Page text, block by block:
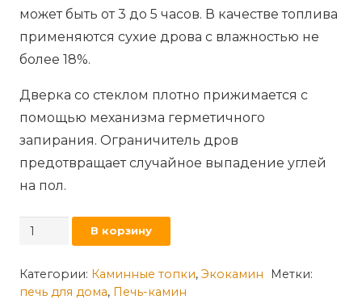
может быть от 3 до 5 часов. В качестве топлива
применяются сухие дрова с влажностью не
более 18%.
Дверка со стеклом плотно прижимается с
помощью механизма герметичного
запирания. Ограничитель дров
предотвращает случайное выпадение углей
на пол.
Количество
Каминная
топка
В корзину
Категории: Каминные топки, Экокамин
Метки:
печь для дома, Печь-камин